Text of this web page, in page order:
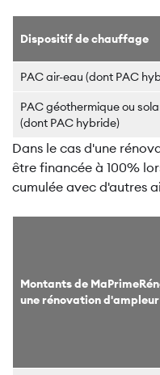
Dispositif de chauffage
PAC air-eau (dont PAC
PAC géothermique ou
(dont PAC hybride)
Dans le cas d'une
être financée à 100%
cumulée avec d'autres
Montants de
une rénovation d'ampleur